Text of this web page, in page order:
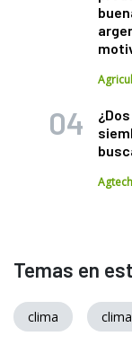
Agtech
Temas en
clima